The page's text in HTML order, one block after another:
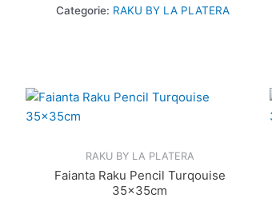
Categorie: RAKU BY LA PLATERA
RAKU BY LA PLATERA
Faianta Raku Pencil Turqouise
35x35cm